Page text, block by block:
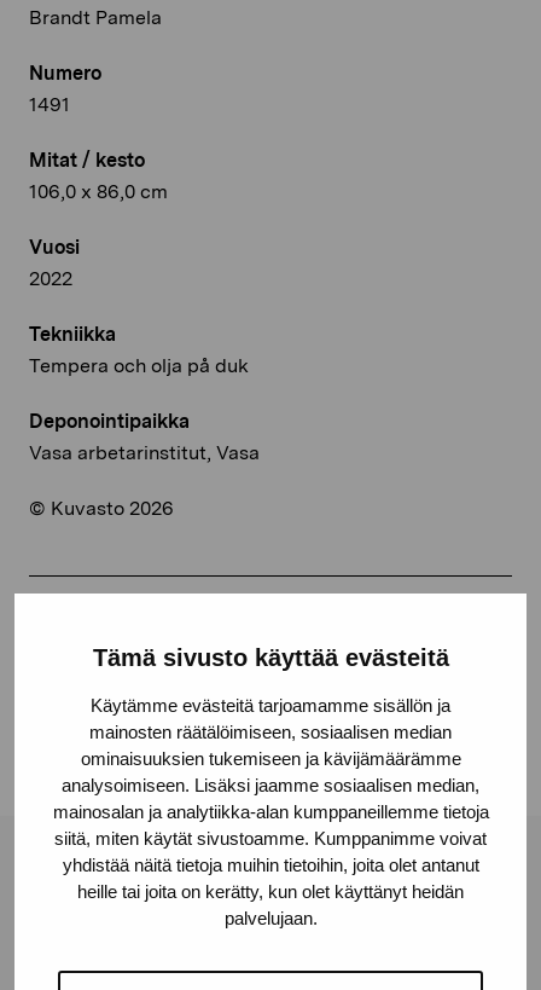
Tämä sivusto käyttää evästeitä
Käytämme evästeitä tarjoamamme sisällön ja
mainosten räätälöimiseen, sosiaalisen median
ominaisuuksien tukemiseen ja kävijämäärämme
analysoimiseen. Lisäksi jaamme sosiaalisen median,
mainosalan ja analytiikka-alan kumppaneillemme tietoja
siitä, miten käytät sivustoamme. Kumppanimme voivat
yhdistää näitä tietoja muihin tietoihin, joita olet antanut
heille tai joita on kerätty, kun olet käyttänyt heidän
palvelujaan.
Brandt Pamela
Numero
1491
Mitat / kesto
106,0 x 86,0 cm
Vuosi
2022
Tekniikka
Tempera och olja på duk
Deponointipaikka
Vasa arbetarinstitut, Vasa
© Kuvasto 2026
Linkedin
Pro Artibus -säätiö